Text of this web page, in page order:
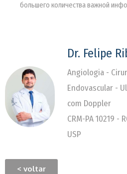
большего количества важной
Dr. Felipe
Angiologia -
Endovascular -
com Doppler
CRM-PA 10219 -
USP
< voltar